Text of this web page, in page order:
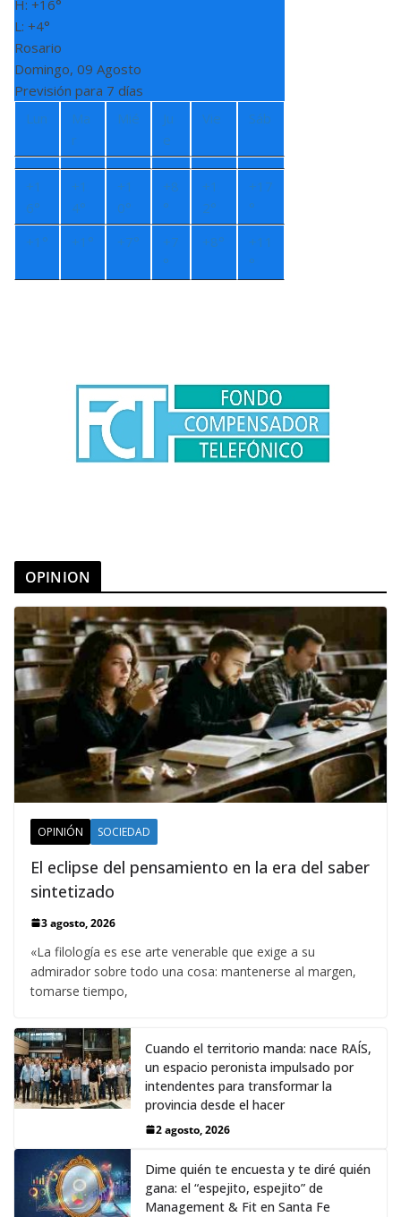
H: +16°
L: +4°
Rosario
Domingo, 09 Agosto
Previsión para 7 días
Lun
Ma
r
Mié
Ju
e
Vie Sáb
+1
6°
+1
4°
+1
0°
+8
°
+1
2°
+17
°
+1° +1° +7° +7
°
+8° +11
°
OPINION
OPINIÓN SOCIEDAD
El eclipse del pensamiento en la era del saber
sintetizado
3 agosto, 2026
«La filología es ese arte venerable que exige a su
admirador sobre todo una cosa: mantenerse al margen,
tomarse tiempo,
Cuando el territorio manda: nace RAÍS,
un espacio peronista impulsado por
intendentes para transformar la
provincia desde el hacer
2 agosto, 2026
Dime quién te encuesta y te diré quién
gana: el “espejito, espejito” de
Management & Fit en Santa Fe